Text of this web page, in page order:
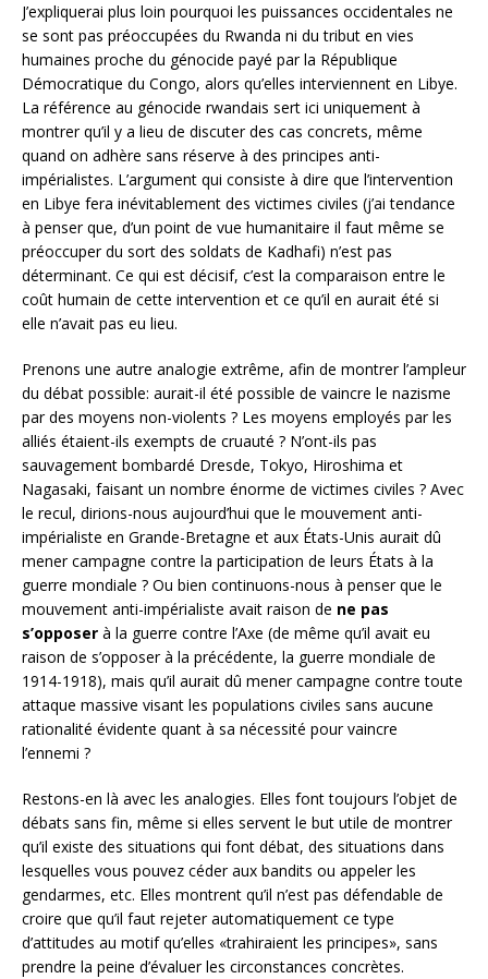
J’expliquerai plus loin pourquoi les puissances occidentales ne
se sont pas préoccupées du Rwanda ni du tribut en vies
humaines proche du génocide payé par la République
Démocratique du Congo, alors qu’elles interviennent en Libye.
La référence au génocide rwandais sert ici uniquement à
montrer qu’il y a lieu de discuter des cas concrets, même
quand on adhère sans réserve à des principes anti-
impérialistes. L’argument qui consiste à dire que l’intervention
en Libye fera inévitablement des victimes civiles (j’ai tendance
à penser que, d’un point de vue humanitaire il faut même se
préoccuper du sort des soldats de Kadhafi) n’est pas
déterminant. Ce qui est décisif, c’est la comparaison entre le
coût humain de cette intervention et ce qu’il en aurait été si
elle n’avait pas eu lieu.
Prenons une autre analogie extrême, afin de montrer l’ampleur
du débat possible: aurait-il été possible de vaincre le nazisme
par des moyens non-violents ? Les moyens employés par les
alliés étaient-ils exempts de cruauté ? N’ont-ils pas
sauvagement bombardé Dresde, Tokyo, Hiroshima et
Nagasaki, faisant un nombre énorme de victimes civiles ? Avec
le recul, dirions-nous aujourd’hui que le mouvement anti-
impérialiste en Grande-Bretagne et aux États-Unis aurait dû
mener campagne contre la participation de leurs États à la
guerre mondiale ? Ou bien continuons-nous à penser que le
mouvement anti-impérialiste avait raison de ne pas
s’opposer à la guerre contre l’Axe (de même qu’il avait eu
raison de s’opposer à la précédente, la guerre mondiale de
1914-1918), mais qu’il aurait dû mener campagne contre toute
attaque massive visant les populations civiles sans aucune
rationalité évidente quant à sa nécessité pour vaincre
l’ennemi ?
Restons-en là avec les analogies. Elles font toujours l’objet de
débats sans fin, même si elles servent le but utile de montrer
qu’il existe des situations qui font débat, des situations dans
lesquelles vous pouvez céder aux bandits ou appeler les
gendarmes, etc. Elles montrent qu’il n’est pas défendable de
croire que qu’il faut rejeter automatiquement ce type
d’attitudes au motif qu’elles «trahiraient les principes», sans
prendre la peine d’évaluer les circonstances concrètes.